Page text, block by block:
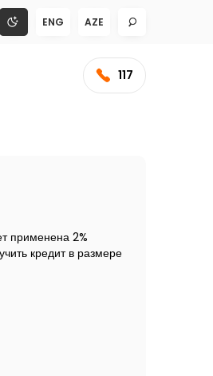
ENG AZE
117
применена 2%
кредит в размере